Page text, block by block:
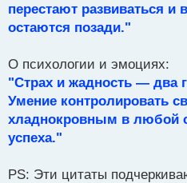
перестают развиваться и
остаются позади."
О психологии и эмоциях:
"Страх и жадность — два
Умение контролировать
хладнокровным в любой
успеха."
PS: Эти цитаты